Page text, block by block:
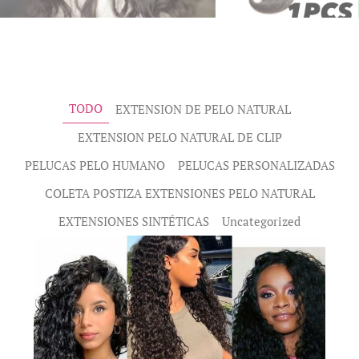
EXTENSION DE PELO NATURAL
EXTENSION PELO NATURAL DE CLIP
PELUCAS PELO HUMANO
PELUCAS PERSONALIZADAS
COLETA POSTIZA EXTENSIONES PELO NATURAL
EXTENSIONES SINTÉTICAS
Uncategorized
TODO